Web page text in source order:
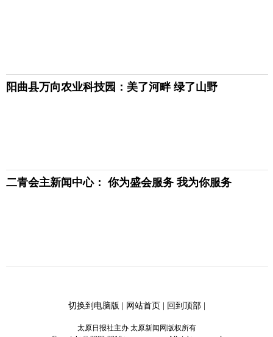
阳曲县万向农业科技园：美了河畔 绿了山野
二青会主新闻中心： 你为盛会服务 我为你服务
切换到电脑版 | 网站首页| 回到顶部|
太原日报社主办 太原新闻网版权所有